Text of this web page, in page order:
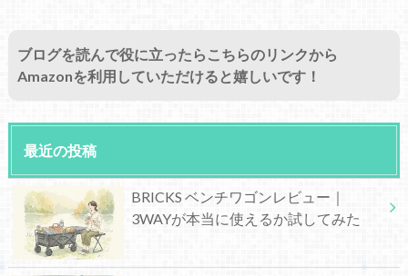
ブログを読んで役に立ったらこちらのリンクから
Amazonを利用していただけると嬉しいです！
最近の投稿
BRICKS ベンチワゴンレビュー｜
3WAYが本当に使えるか試してみた